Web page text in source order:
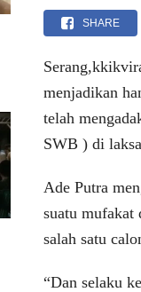
SHARE
menjadikan
telah
SWB ) di
Ade Putra
suatu mufakat
salah satu
“Dan selaku